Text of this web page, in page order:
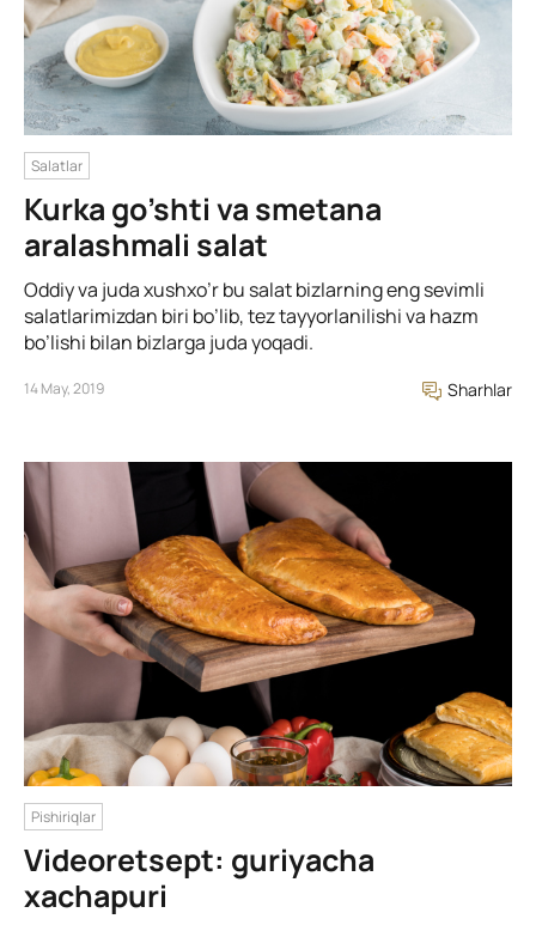
Salatlar
Kurka go’shti va smetana
aralashmali salat
Oddiy va juda xushxo’r bu salat bizlarning eng sevimli
salatlarimizdan biri bo’lib, tez tayyorlanilishi va hazm
bo’lishi bilan bizlarga juda yoqadi.
14 May, 2019 Sharhlar
Pishiriqlar
Videoretsept: guriyacha
xachapuri